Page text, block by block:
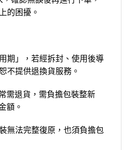
的困擾。
期」，若經拆封、使用後導
不提供退換貨服務。
需退貨，需負擔包裝整新
額。
無法完整復原，也須負擔包